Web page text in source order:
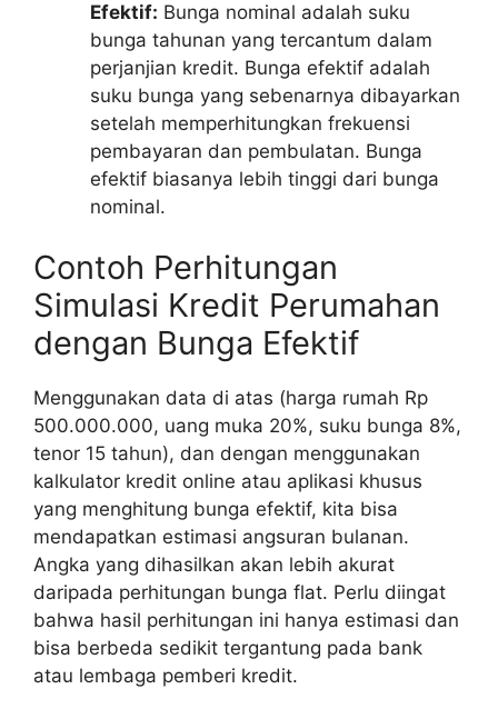
Efektif: Bunga nominal adalah suku
bunga tahunan yang tercantum dalam
perjanjian kredit. Bunga efektif adalah
suku bunga yang sebenarnya dibayarkan
setelah memperhitungkan frekuensi
pembayaran dan pembulatan. Bunga
efektif biasanya lebih tinggi dari bunga
nominal.
Contoh Perhitungan
Simulasi Kredit Perumahan
dengan Bunga Efektif
Menggunakan data di atas (harga rumah Rp
500.000.000, uang muka 20%, suku bunga 8%,
tenor 15 tahun), dan dengan menggunakan
kalkulator kredit online atau aplikasi khusus
yang menghitung bunga efektif, kita bisa
mendapatkan estimasi angsuran bulanan.
Angka yang dihasilkan akan lebih akurat
daripada perhitungan bunga flat. Perlu diingat
bahwa hasil perhitungan ini hanya estimasi dan
bisa berbeda sedikit tergantung pada bank
atau lembaga pemberi kredit.